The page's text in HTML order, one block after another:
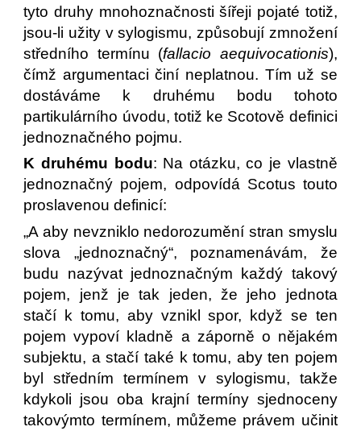
tyto druhy mnohoznačnosti šířeji pojaté totiž,
jsou-li užity v sylogismu, způsobují zmnožení
středního termínu (fallacio aequivocationis),
čímž argumentaci činí neplatnou. Tím už se
dostáváme k druhému bodu tohoto
partikulárního úvodu, totiž ke Scotově definici
jednoznačného pojmu.
K druhému bodu: Na otázku, co je vlastně
jednoznačný pojem, odpovídá Scotus touto
proslavenou definicí:
„A aby nevzniklo nedorozumění stran smyslu
slova „jednoznačný“, poznamenávám, že
budu nazývat jednoznačným každý takový
pojem, jenž je tak jeden, že jeho jednota
stačí k tomu, aby vznikl spor, když se ten
pojem vypoví kladně a záporně o nějakém
subjektu, a stačí také k tomu, aby ten pojem
byl středním termínem v sylogismu, takže
kdykoli jsou oba krajní termíny sjednoceny
takovýmto termínem, můžeme právem učinit